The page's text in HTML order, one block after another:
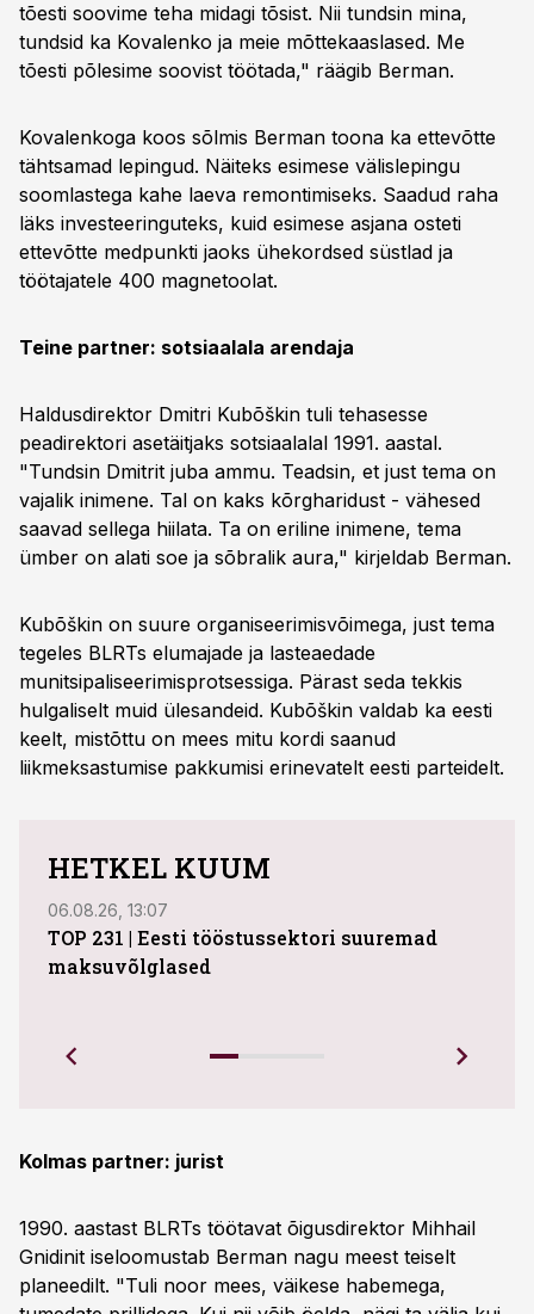
tõesti soovime teha midagi tõsist. Nii tundsin mina,
tundsid ka Kovalenko ja meie mõttekaaslased. Me
tõesti põlesime soovist töötada," räägib Berman.
Kovalenkoga koos sõlmis Berman toona ka ettevõtte
tähtsamad lepingud. Näiteks esimese välislepingu
soomlastega kahe laeva remontimiseks. Saadud raha
läks investeeringuteks, kuid esimese asjana osteti
ettevõtte medpunkti jaoks ühekordsed süstlad ja
töötajatele 400 magnetoolat.
Teine partner: sotsiaalala arendaja
Haldusdirektor Dmitri Kubõškin tuli tehasesse
peadirektori asetäitjaks sotsiaalalal 1991. aastal.
"Tundsin Dmitrit juba ammu. Teadsin, et just tema on
vajalik inimene. Tal on kaks kõrgharidust - vähesed
saavad sellega hiilata. Ta on eriline inimene, tema
ümber on alati soe ja sõbralik aura," kirjeldab Berman.
Kubõškin on suure organiseerimisvõimega, just tema
tegeles BLRTs elumajade ja lasteaedade
munitsipaliseerimisprotsessiga. Pärast seda tekkis
hulgaliselt muid ülesandeid. Kubõškin valdab ka eesti
keelt, mistõttu on mees mitu kordi saanud
liikmeksastumise pakkumisi erinevatelt eesti parteidelt.
HETKEL KUUM
06.08.26, 13:07
TOP 231 | Eesti tööstussektori suuremad
maksuvõlglased
Kolmas partner: jurist
1990. aastast BLRTs töötavat õigusdirektor Mihhail
Gnidinit iseloomustab Berman nagu meest teiselt
planeedilt. "Tuli noor mees, väikese habemega,